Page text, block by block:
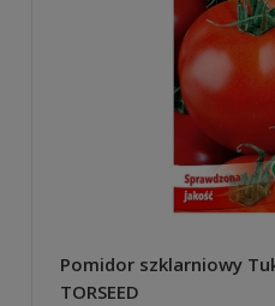
Pomidor szklarniowy
TORSEED